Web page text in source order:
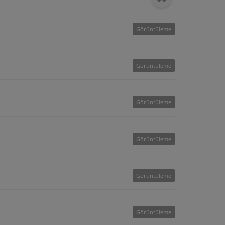
Görüntüleme
Görüntüleme
Görüntüleme
Görüntüleme
Görüntüleme
Görüntüleme